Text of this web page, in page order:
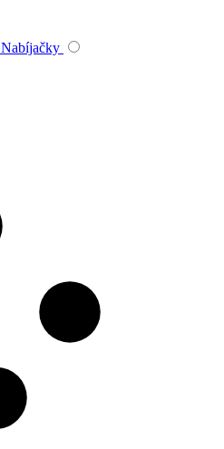
Nabíjačky
Svetlá a svietidlá